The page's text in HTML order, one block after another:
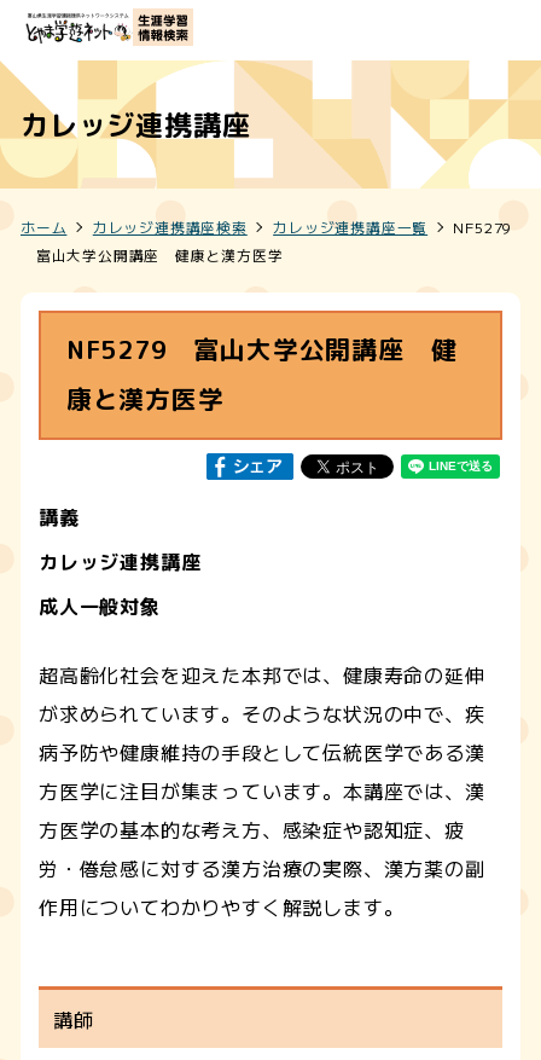
カレッジ連携講座
ホーム カレッジ連携講座検索 カレッジ連携講座一覧
NF5279
富山大学公開講座 健康と漢方医学
NF5279 富山大学公開講座 健
康と漢方医学
講義
カレッジ連携講座
成人一般対象
超高齢化社会を迎えた本邦では、健康寿命の延伸
が求められています。そのような状況の中で、疾
病予防や健康維持の手段として伝統医学である漢
方医学に注目が集まっています。本講座では、漢
方医学の基本的な考え方、感染症や認知症、疲
労・倦怠感に対する漢方治療の実際、漢方薬の副
作用についてわかりやすく解説します。
講師